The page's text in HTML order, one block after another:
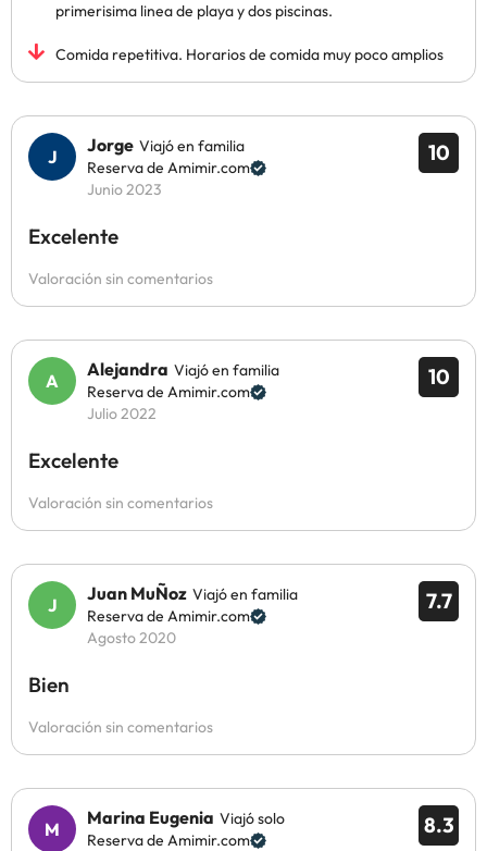
primerisima linea de playa y dos piscinas.
Comida repetitiva. Horarios de comida muy poco amplios
10
Jorge Viajó en familia
Reserva de Amimir.com
Junio 2023
Excelente
Valoración sin comentarios
10
Alejandra Viajó en familia
Reserva de Amimir.com
Julio 2022
Excelente
Valoración sin comentarios
7.7
Juan MuÑoz Viajó en familia
Reserva de Amimir.com
Agosto 2020
Bien
Valoración sin comentarios
8.3
Marina Eugenia Viajó solo
Reserva de Amimir.com